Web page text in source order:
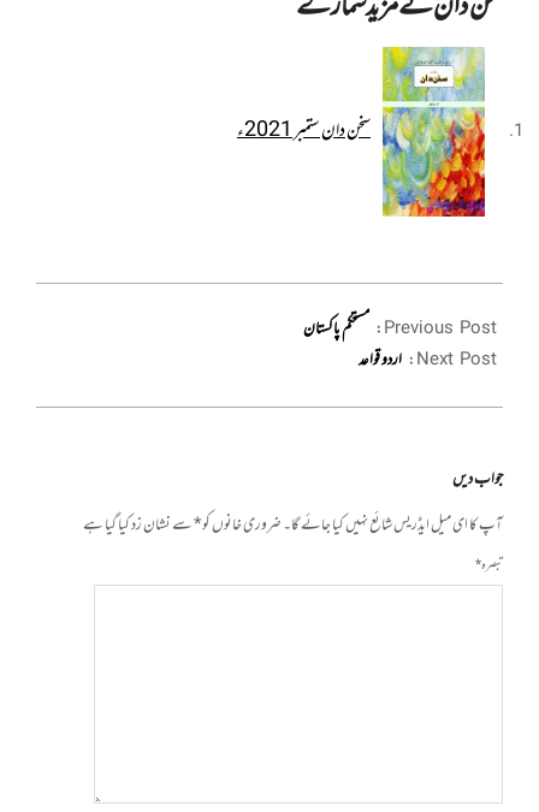
سخن دان ستمبر 2021ء
09-
17
Previous Post:
مستحکم پاکستان
Next Post: اردو قواعد
جواب دیں
آپ کا ای میل ایڈریس شائع نہیں کیا جائے گا۔ضروری خانوں کو*سے نشان زد کیا گیا ہے
تبصرہ*